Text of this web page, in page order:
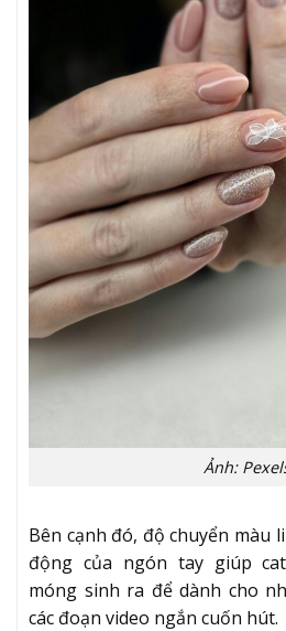
Ảnh:
Bên cạnh đó, độ chuyển màu
động của ngón tay giúp
móng sinh ra để dành cho
các đoạn video ngắn cuốn hút.